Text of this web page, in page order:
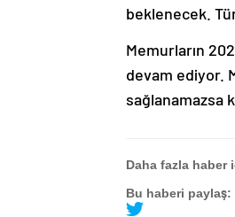
beklenecek.
Memurların
devam ediyor.
sağlanamazsa
Daha fazla haber
Bu haberi paylaş: